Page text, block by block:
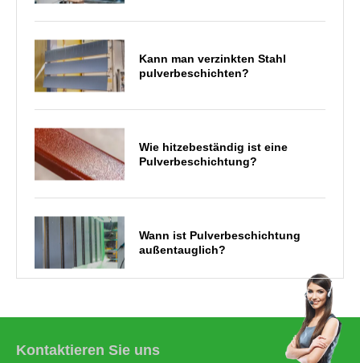
Kann man verzinkten Stahl
pulverbeschichten?
Wie hitzebeständig ist eine
Pulverbeschichtung?
Wann ist Pulverbeschichtung
außentauglich?
Metalle für Pulverbeschichtung
Kontaktieren Sie uns